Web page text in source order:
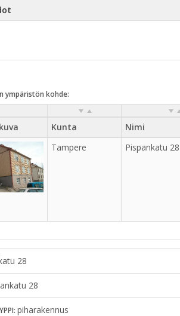
ympäristön kohde:
Kunta Nimi
Tampere Pispankatu 28
28
28
piharakennus